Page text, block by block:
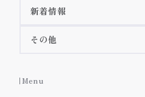
院長紹介
料金表
新着情報
コラム
その他
Menu